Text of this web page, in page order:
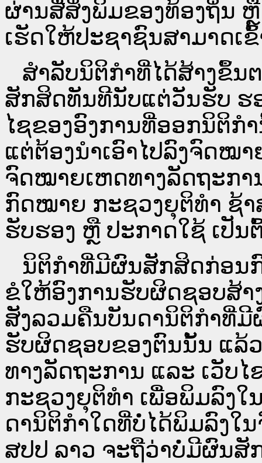
ຜ່ານ​ສື່ສິ່ງພິມຂອງທ້ອງຖິ່ນ
ເຮັດໃຫ້ປະຊາຊົນສາມາດເຂົ້
ສໍາລັບນິຕິກໍາທີ່ໄດ້ສ້າງຂຶ້ນ
ສັກສິດທັນທີນັບແຕ່ວັນຮັບ ຮ
ໄຊຂອງອົງການທີ່ອອກນິຕິ
ແຕ່ຕ້ອງນໍາເອົາໄປລົງຈົດໝ
ຈົດ​ໝາຍ​ເຫດ​ທາງ​ລັດ​ຖະ​ກ
ກົດໝາຍ ກະຊວງຍຸຕິທໍາ ຊ້
ຮັບຮອງ ຫຼື ປະກາດໃຊ້ ເປັນ
ນິ​ຕິ​ກຳ​ທີ່​ມີ​ຜົນ​ສັກ​ສິດ​ກ່ອນ​
ຂໍໃຫ້ອົງ​ການ​ຮັບ​ຜິດ​ຊອບ​ສ້າ
ສັງລວມຄືນບັນດານິຕິກໍາທີ່ມີ
ຮັບຜິດຊອບຂອງຕົນນັ້ນ ແລ້
ທາງ​ລັດ​ຖະ​ການ ແລະ ເວັບ
ກະຊວງຍຸຕິທໍາ ເພື່ອພິມລົງ
ດາ​ນິ​ຕິ​ກຳ​ໃດ​ທີ່ບໍ່​ໄດ້​ພິມ​ລົງ​ໃ
ສປ​ປ ລາວ ​ຈະຖື​ວ່າບໍ່​ມີ​ຜົນ​ສັ